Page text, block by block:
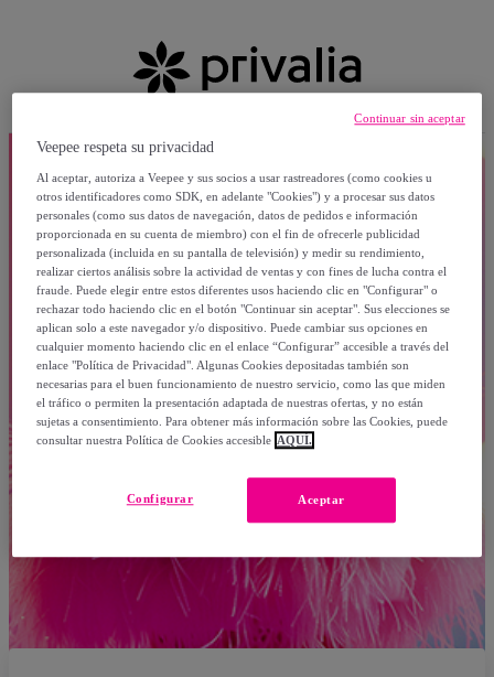
Veepee respeta su privacidad
Al aceptar, autoriza a Veepee y sus socios a usar rastreadores (como cookies u
otros identificadores como SDK, en adelante "Cookies") y a procesar sus datos
personales (como sus datos de navegación, datos de pedidos e información
proporcionada en su cuenta de miembro) con el fin de ofrecerle publicidad
personalizada (incluida en su pantalla de televisión) y medir su rendimiento,
realizar ciertos análisis sobre la actividad de ventas y con fines de lucha contra el
fraude. Puede elegir entre estos diferentes usos haciendo clic en "Configurar" o
rechazar todo haciendo clic en el botón "Continuar sin aceptar". Sus elecciones se
aplican solo a este navegador y/o dispositivo. Puede cambiar sus opciones en
cualquier momento haciendo clic en el enlace “Configurar” accesible a través del
enlace "Política de Privacidad". Algunas Cookies depositadas también son
necesarias para el buen funcionamiento de nuestro servicio, como las que miden
el tráfico o permiten la presentación adaptada de nuestras ofertas, y no están
sujetas a consentimiento. Para obtener más información sobre las Cookies, puede
consultar nuestra Política de Cookies accesible AQUÍ.
Aceptar
Configurar
Continuar sin aceptar